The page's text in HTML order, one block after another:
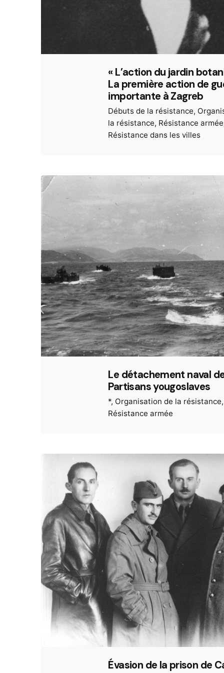
« L’action du jardin
La première action de
importante à Zagreb
Débuts de la résistance
la résistance Résistance armée
Résistance dans les villes
Le détachement naval
Partisans yougoslaves
* Organisation de la résistance
Résistance armée
Évasion de la prison de